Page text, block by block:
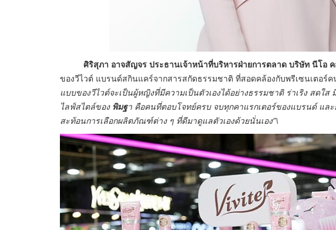
ศิริสุภา อาจสัญจร ประธานเจ้าหน้าที่บริหารฝ่ายการตลาด บริษัท นีโอ ค
ของวีไวต์ แบรนด์สกินแคร์จากสารสกัดธรรมชาติ ที่สอดคล้องกับพรีเซนเตอร์ค
แบบของวีไวต์จะเป็นผู้หญิงที่มีความเป็นตัวเองได้อย่างธรรมชาติ ร่าเริง สดใ
ไลฟ์สไตล์ของพิมฐา คือคนที่ตอบโจทย์ครบ จบทุกคาแรกเตอร์ของแบรนด์ และ
สะท้อนการเลือกผลิตภัณฑ์ต่าง ๆ ที่ดีมาดูแลตัวเองด้วยนั่นเอง”\